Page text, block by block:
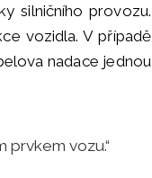
silničního provozu.
vozidla. V případě
nadace jednou
vozu.“